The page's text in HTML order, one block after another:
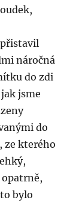
náročná
do zdi
jsme
do
ze kterého
opatrně,
bylo